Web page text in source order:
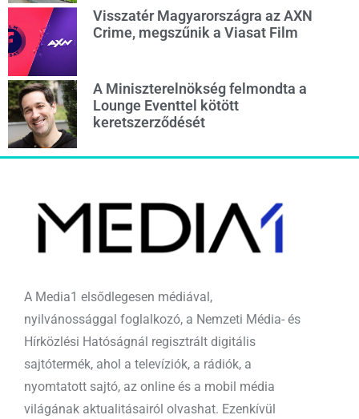
Visszatér Magyarországra az AXN
Crime, megszűnik a Viasat Film
A Miniszterelnökség felmondta a
Lounge Eventtel kötött
keretszerződését
A Media1 elsődlegesen médiával,
nyilvánossággal foglalkozó, a Nemzeti Média- és
Hírközlési Hatóságnál regisztrált digitális
sajtótermék, ahol a televíziók, a rádiók, a
nyomtatott sajtó, az online és a mobil média
világának aktualitásairól olvashat. Ezenkívül